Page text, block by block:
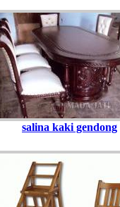
salina kaki gendong